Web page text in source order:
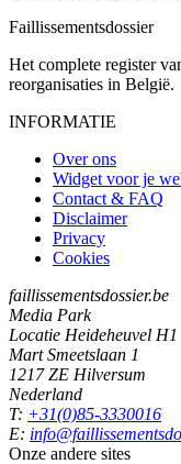
Faillissementsdossier
Het complete register
reorganisaties in België.
INFORMATIE
Over ons
Widget voor je
Contact & FAQ
Disclaimer
Privacy
Cookies
faillissementsdossier.be
Media Park
Locatie Heideheuvel H1
Mart Smeetslaan 1
1217 ZE Hilversum
Nederland
T: +31(0)85-3330016
E:
Onze andere sites